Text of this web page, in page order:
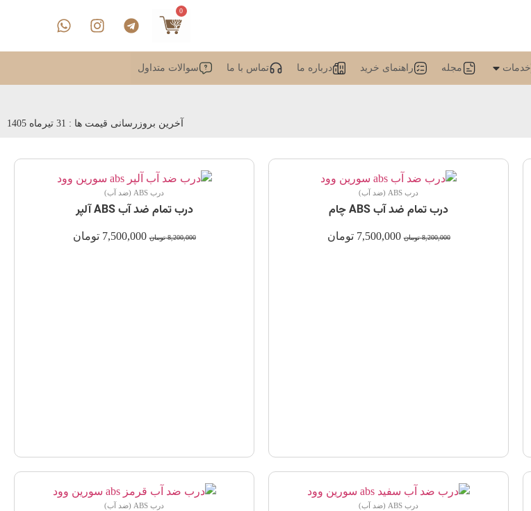
0
خدمات مجله راهنمای خرید درباره ما تماس با ما سوالات متداول
آخرین بروزرسانی قیمت ها : 31 تیرماه 1405
درب ABS (ضد آب)
درب تمام ضد آب ABS چام
8,200,000 تومان 7,500,000 تومان
درب ABS (ضد آب)
درب تمام ضد آب ABS آلپر
8,200,000 تومان 7,500,000 تومان
درب ABS (ضد آب) درب ABS (ضد آب)